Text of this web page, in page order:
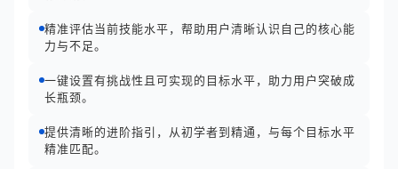
精准评估当前技能水平，帮助用户清晰认识自己的核心能
力与不足。
一键设置有挑战性且可实现的目标水平，助力用户突破成
长瓶颈。
提供清晰的进阶指引，从初学者到精通，与每个目标水平
精准匹配。